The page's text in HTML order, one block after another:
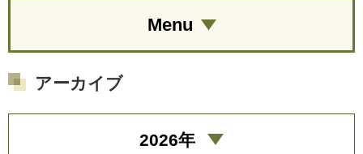
Menu
アーカイブ
2026年